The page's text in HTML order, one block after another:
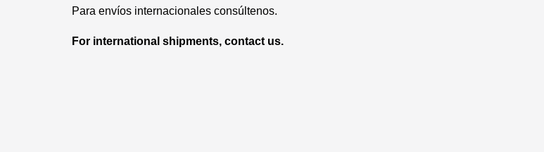
Para envíos internacionales consúltenos.
For international shipments, contact us.